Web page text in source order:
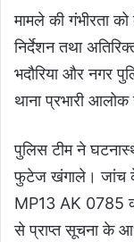
मामले की गंभीरता
निर्देशन तथा
भदौरिया और नगर
थाना प्रभारी
पुलिस टीम ने
फुटेज खंगाले। जांच के
MP13 AK 0785
से प्राप्त सूचना के